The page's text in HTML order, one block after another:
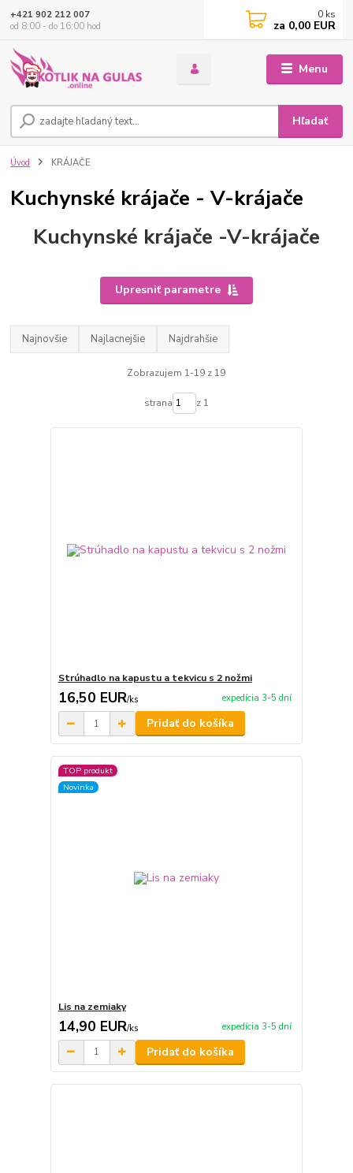
Menu
Hľadať
+421 902 212 007
od 8:00 - do 16:00 hod
0 ks
za 0,00 EUR
Úvod KRÁJAČE
Kuchynské krájače - V-krájače
Kuchynské krájače -V-krájače
Upresniť parametre
Najnovšie Najlacnejšie Najdrahšie
Zobrazujem 1-19 z 19
strana z 1
Strúhadlo na kapustu a tekvicu s 2 nožmi
16,50 EUR/ks expedícia 3-5 dní
Pridať do košíka
TOP produkt
Novinka
Lis na zemiaky
14,90 EUR/ks expedícia 3-5 dní
Pridať do košíka